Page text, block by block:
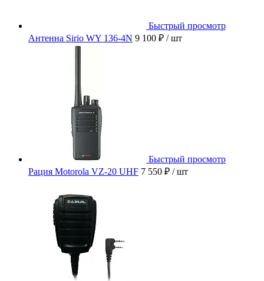
Быстрый просмотр
Антенна Sirio WY 136-4N 9 100 ₽ / шт
Быстрый просмотр
Рация Motorola VZ-20 UHF 7 550 ₽ / шт